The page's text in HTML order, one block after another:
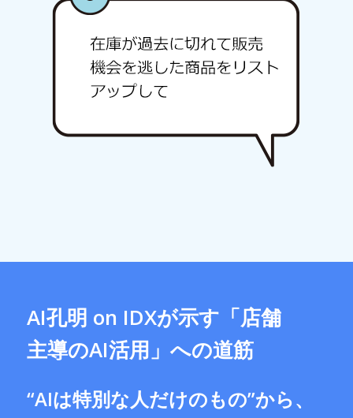
AI孔明 on IDXが示す「店舗
主導のAI活用」への道筋
“AIは特別な人だけのもの”から、